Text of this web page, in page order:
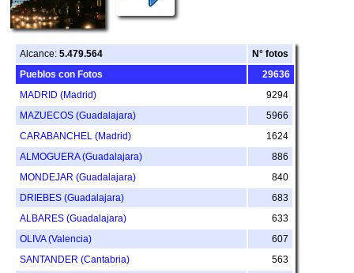
Alcance: 5.479.564
N° fotos
Pueblos con Fotos
29636
MADRID (Madrid)
9294
MAZUECOS (Guadalajara)
5966
CARABANCHEL (Madrid)
1624
ALMOGUERA (Guadalajara)
886
MONDEJAR (Guadalajara)
840
DRIEBES (Guadalajara)
683
ALBARES (Guadalajara)
633
OLIVA (Valencia)
607
SANTANDER (Cantabria)
563